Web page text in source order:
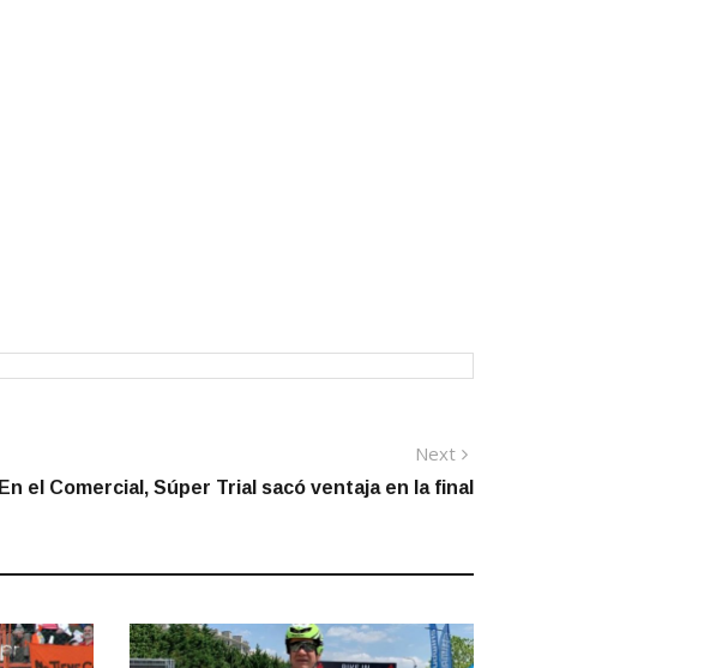
Next
post:
En el Comercial, Súper Trial sacó ventaja en la final